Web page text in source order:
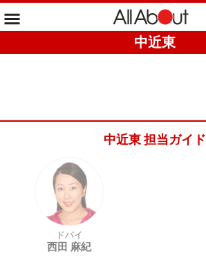
中近東
中近東 担当ガイド
ドバイ
西田 麻紀